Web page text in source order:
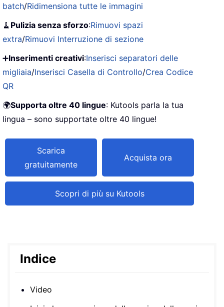
batch/Ridimensiona tutte le immagini
🧹 Pulizia senza sforzo:Rimuovi spazi
extra/Rimuovi Interruzione di sezione
➕Inserimenti creativi:Inserisci separatori delle
migliaia/Inserisci Casella di Controllo/Crea Codice
QR
🌍Supporta oltre 40 lingue: Kutools parla la tua
lingua – sono supportate oltre 40 lingue!
Scarica
gratuitamente
Acquista ora
Scopri di più su Kutools
Indice
Video